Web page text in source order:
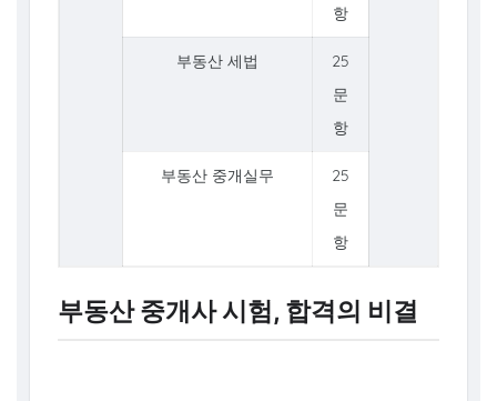
항
부동산 세법
25
문
항
부동산 중개실무
25
문
항
부동산 중개사 시험, 합격의 비결